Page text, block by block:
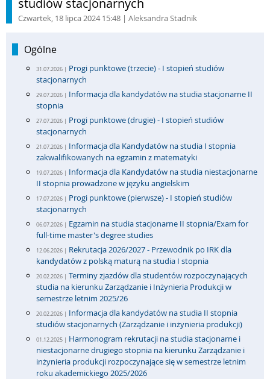
studiów stacjonarnych
Czwartek, 18 lipca 2024 15:48 | Aleksandra Stadnik
Ogólne
31.07.2026 | Progi punktowe (trzecie) - I stopień studiów
stacjonarnych
29.07.2026 | Informacja dla kandydatów na studia stacjonarne II
stopnia
27.07.2026 | Progi punktowe (drugie) - I stopień studiów
stacjonarnych
21.07.2026 | Informacja dla Kandydatów na studia I stopnia
zakwalifikowanych na egzamin z matematyki
19.07.2026 | Informacja dla Kandydatów na studia niestacjonarne
II stopnia prowadzone w języku angielskim
17.07.2026 | Progi punktowe (pierwsze) - I stopień studiów
stacjonarnych
06.07.2026 | Egzamin na studia stacjonarne II stopnia/Exam for
full-time master's degree studies
12.06.2026 | Rekrutacja 2026/2027 - Przewodnik po IRK dla
kandydatów z polską maturą na studia I stopnia
20.02.2026 | Terminy zjazdów dla studentów rozpoczynających
studia na kierunku Zarządzanie i Inżynieria Produkcji w
semestrze letnim 2025/26
20.02.2026 | Informacja dla kandydatów na studia II stopnia
studiów stacjonarnych (Zarządzanie i inżynieria produkcji)
01.12.2025 | Harmonogram rekrutacji na studia stacjonarne i
niestacjonarne drugiego stopnia na kierunku Zarządzanie i
inżynieria produkcji rozpoczynające się w semestrze letnim
roku akademickiego 2025/2026